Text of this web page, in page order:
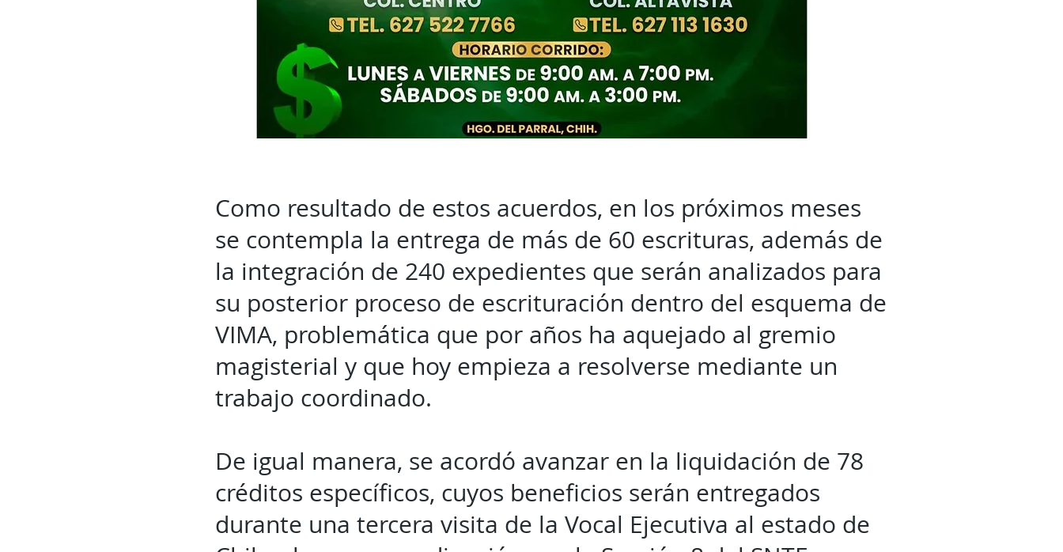
Como resultado de estos acuerdos, en los próximos meses
se contempla la entrega de más de 60 escrituras, además de
la integración de 240 expedientes que serán analizados para
su posterior proceso de escrituración dentro del esquema de
VIMA, problemática que por años ha aquejado al gremio
magisterial y que hoy empieza a resolverse mediante un
trabajo coordinado.
De igual manera, se acordó avanzar en la liquidación de 78
créditos específicos, cuyos beneficios serán entregados
durante una tercera visita de la Vocal Ejecutiva al estado de